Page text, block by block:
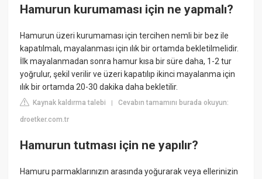
Hamurun kurumaması için ne yapmalı?
Hamurun üzeri kurumaması için tercihen nemli bir bez ile
kapatılmalı, mayalanması için ılık bir ortamda bekletilmelidir.
İlk mayalanmadan sonra hamur kısa bir süre daha, 1-2 tur
yoğrulur, şekil verilir ve üzeri kapatılıp ikinci mayalanma için
ılık bir ortamda 20-30 dakika daha bekletilir.
Kaynak kaldırma talebi |Cevabın tamamını burada okuyun:
droetker.com.tr
Hamurun tutması için ne yapılır?
Hamuru parmaklarınızın arasında yoğurarak veya ellerinizin